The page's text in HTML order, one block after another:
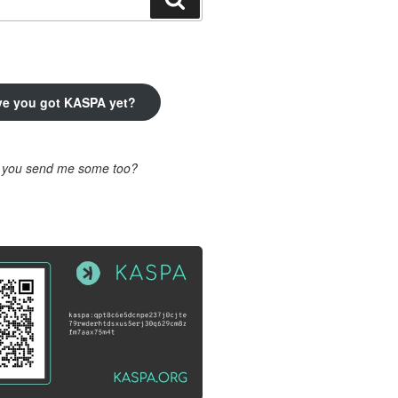
you got KASPA yet?
you send me some too?